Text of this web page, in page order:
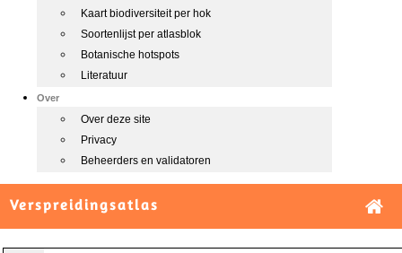
Kaart biodiversiteit per hok
Soortenlijst per atlasblok
Botanische hotspots
Literatuur
Over
Over deze site
Privacy
Beheerders en validatoren
Verspreidingsatlas